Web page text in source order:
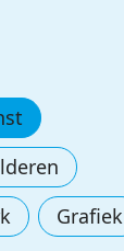
Grafiek